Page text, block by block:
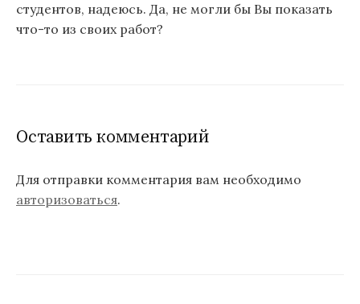
студентов, надеюсь. Да, не могли бы Вы показать
что-то из своих работ?
Оставить комментарий
Для отправки комментария вам необходимо
авторизоваться.